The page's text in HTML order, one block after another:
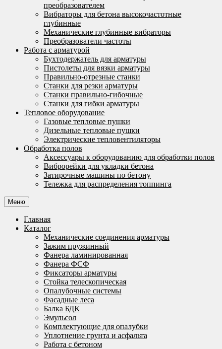
преобразователем
Вибраторы для бетона высокочастотные
глубинные
Механические глубинные вибраторы
Преобразователи частоты
Работа с арматурой
Бухтодержатель для арматуры
Пистолеты для вязки арматуры
Правильно-отрезные станки
Станки для резки арматуры
Станки правильно-гибочные
Станки для гибки арматуры
Тепловое оборудование
Газовые тепловые пушки
Дизельные тепловые пушки
Электрические тепловентиляторы
Обработка полов
Аксессуары к оборудованию для обработки полов
Виброрейки для укладки бетона
Затирочные машины по бетону
Тележка для распределения топпинга
Меню
Главная
Каталог
Механические соединения арматуры
Зажим пружинный
Фанера ламинированная
Фанера ФСФ
Фиксаторы арматуры
Стойка телескопическая
Опалубочные системы
Фасадные леса
Балка БДК
Эмульсол
Комплектующие для опалубки
Уплотнение грунта и асфальта
Работа с бетоном